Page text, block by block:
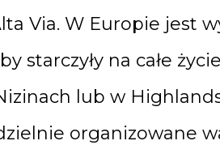
Via. W Europie jest
starczyły na całe
lub w
organizowane